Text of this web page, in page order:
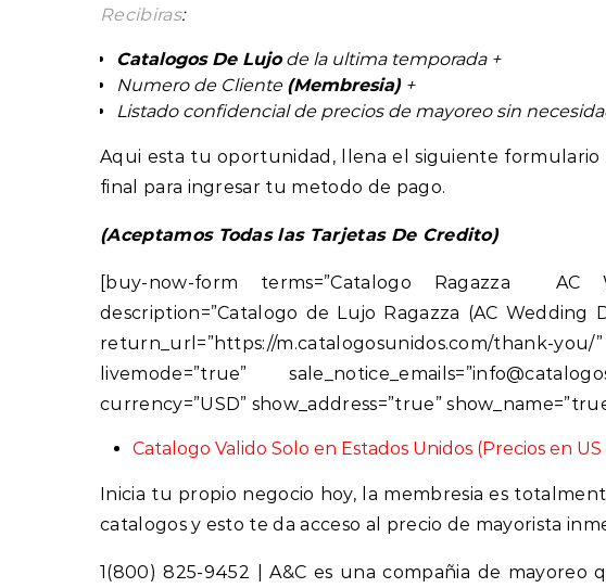
Recibiras:
Catalogos De Lujode la ultima temporada +
Numero de Cliente (Membresia)+
Listado confidencial de precios de mayoreo sin
Aqui esta tu oportunidad, llena el siguiente formulario
final para ingresar tu metodo de pago.
(Aceptamos Todas las Tarjetas De Credito)
[buy-now-form terms=”Catalogo Ragazza
description=”Catalogo de Lujo Ragazza (AC Wedding
return_url=”https://m.catalogosunidos.com/thank-
livemode=”true”
currency=”USD” show_address=”true”
Catalogo Valido Solo en Estados Unidos (Precios en US
Inicia tu propio negocio hoy, la membresia es
catalogos y esto te da acceso al precio de mayorista
1(800) 825-9452 | A&C es una compañia de mayoreo